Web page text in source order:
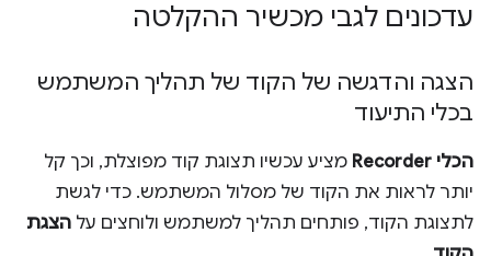
עדכונים לגבי מכשיר ההקלטה
הצגה והדגשה של הקוד של תהליך המשתמש
בכלי התיעוד
הכלי Recorder
מציע עכשיו תצוגת קוד מפוצלת, וכך קל
יותר לראות את הקוד של מסלול המשתמש. כדי לגשת
לתצוגת הקוד, פותחים תהליך למשתמש ולוחצים על הצגת